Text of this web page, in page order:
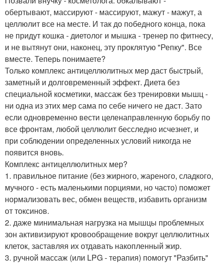
обертывают, массируют - массируют, мажут - мажут, а
целлюлит все на месте. И так до победного конца, пока
не придут кошка - диетолог и мышка - тренер по фитнесу,
и не вытянут они, наконец, эту проклятую "Репку". Все
вместе. Теперь понимаете?
Только комплекс антицеллюлитных мер даст быстрый,
заметный и долговременный эффект. Диета без
специальной косметики, массаж без тренировки мышц -
ни одна из этих мер сама по себе ничего не даст. Зато
если одновременно вести целенаправленную борьбу по
все фронтам, любой целлюлит бесследно исчезнет, и
при соблюдении определенных условий никогда не
появится вновь.
Комплекс антицеллюлитных мер?
1. правильное питание (без жирного, жареного, сладкого,
мучного - есть маленькими порциями, но часто) поможет
нормализовать вес, обмен веществ, избавить организм
от токсинов.
2. даже минимальная нагрузка на мышцы проблемных
зон активизируют кровообращение вокруг целлюлитных
клеток, заставляя их отдавать накопленный жир.
3. ручной массаж (или LPG - терапия) помогут "Разбить"